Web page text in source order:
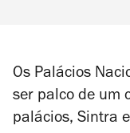
Os Palácios
ser palco de um
palácios, Sintra